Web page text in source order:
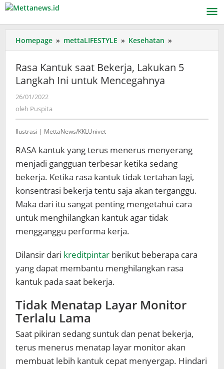
Lewati
konten
Homepage » mettaLIFESTYLE » Kesehatan »
Kantuk
Bekerja,
Rasa Kantuk saat Bekerja, Lakukan 5
Langkah Ini untuk Mencegahnya
26/01/2022
oleh Puspita
Ilustrasi | MettaNews/KKLUnivet
RASA kantuk yang terus menerus menyerang
menjadi gangguan terbesar ketika sedang
bekerja. Ketika rasa kantuk tidak tertahan lagi,
konsentrasi bekerja tentu saja akan terganggu.
Maka dari itu sangat penting mengetahui cara
untuk menghilangkan kantuk agar tidak
mengganggu performa kerja.
Dilansir dari kreditpintar berikut beberapa cara
yang dapat membantu menghilangkan rasa
kantuk pada saat bekerja.
Tidak Menatap Layar Monitor
Terlalu Lama
Saat pikiran sedang suntuk dan penat bekerja,
terus menerus menatap layar monitor akan
membuat lebih kantuk cepat menyergap. Hindari